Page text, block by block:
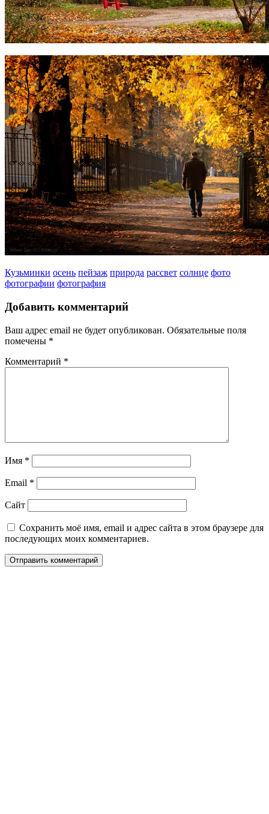
Кузьминки осень пейзаж природа рассвет солнце фото
фотографии фотография
Добавить комментарий
Ваш адрес email не будет опубликован. Обязательные поля
помечены *
Комментарий *
Имя *
Email *
Сайт
Сохранить моё имя, email и адрес сайта в этом браузере для
последующих моих комментариев.